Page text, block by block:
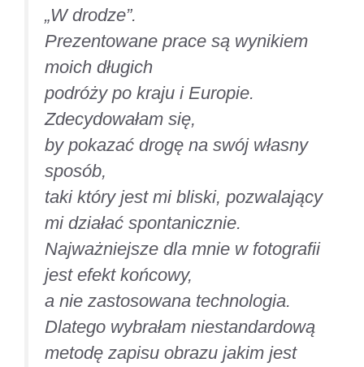
„W drodze”.
Prezentowane prace są wynikiem
moich długich
podróży po kraju i Europie.
Zdecydowałam się,
by pokazać drogę na swój własny
sposób,
taki który jest mi bliski, pozwalający
mi działać spontanicznie.
Najważniejsze dla mnie w fotografii
jest efekt końcowy,
a nie zastosowana technologia.
Dlatego wybrałam niestandardową
metodę zapisu obrazu jakim jest